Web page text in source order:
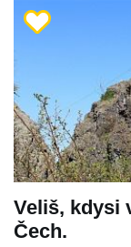
Veliš, kdysi
Čech.